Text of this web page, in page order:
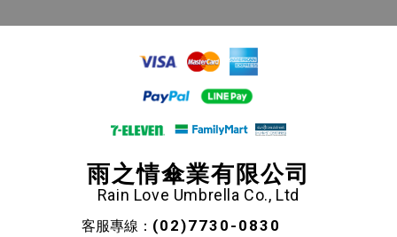
雨之情傘業有限公司
Rain Love Umbrella Co., Ltd
客服專線： (02)7730-0830